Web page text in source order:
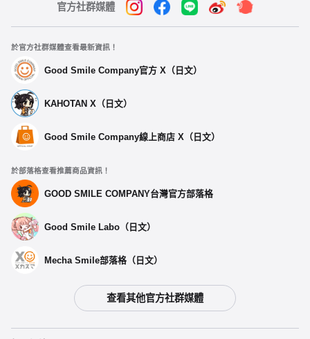
官方社群媒體
於官方社群媒體查看最新資訊！
Good Smile Company官方 X（日文）
KAHOTAN X（日文）
Good Smile Company線上商店 X（日文）
於部落格查看推薦商品資訊！
GOOD SMILE COMPANY台灣官方部落格
Good Smile Labo（日文）
Mecha Smile部落格（日文）
查看其他官方社群媒體